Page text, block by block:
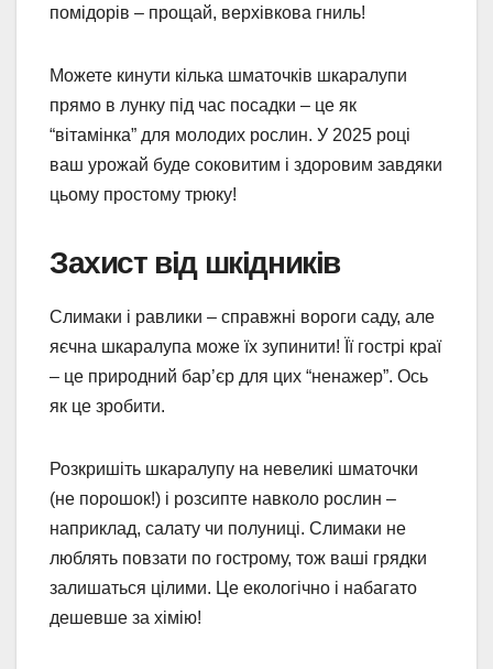
помідорів – прощай, верхівкова гниль!
Можете кинути кілька шматочків шкаралупи
прямо в лунку під час посадки – це як
“вітамінка” для молодих рослин. У 2025 році
ваш урожай буде соковитим і здоровим завдяки
цьому простому трюку!
Захист від шкідників
Слимаки і равлики – справжні вороги саду, але
яєчна шкаралупа може їх зупинити! Її гострі краї
– це природний бар’єр для цих “ненажер”. Ось
як це зробити.
Розкришіть шкаралупу на невеликі шматочки
(не порошок!) і розсипте навколо рослин –
наприклад, салату чи полуниці. Слимаки не
люблять повзати по гострому, тож ваші грядки
залишаться цілими. Це екологічно і набагато
дешевше за хімію!